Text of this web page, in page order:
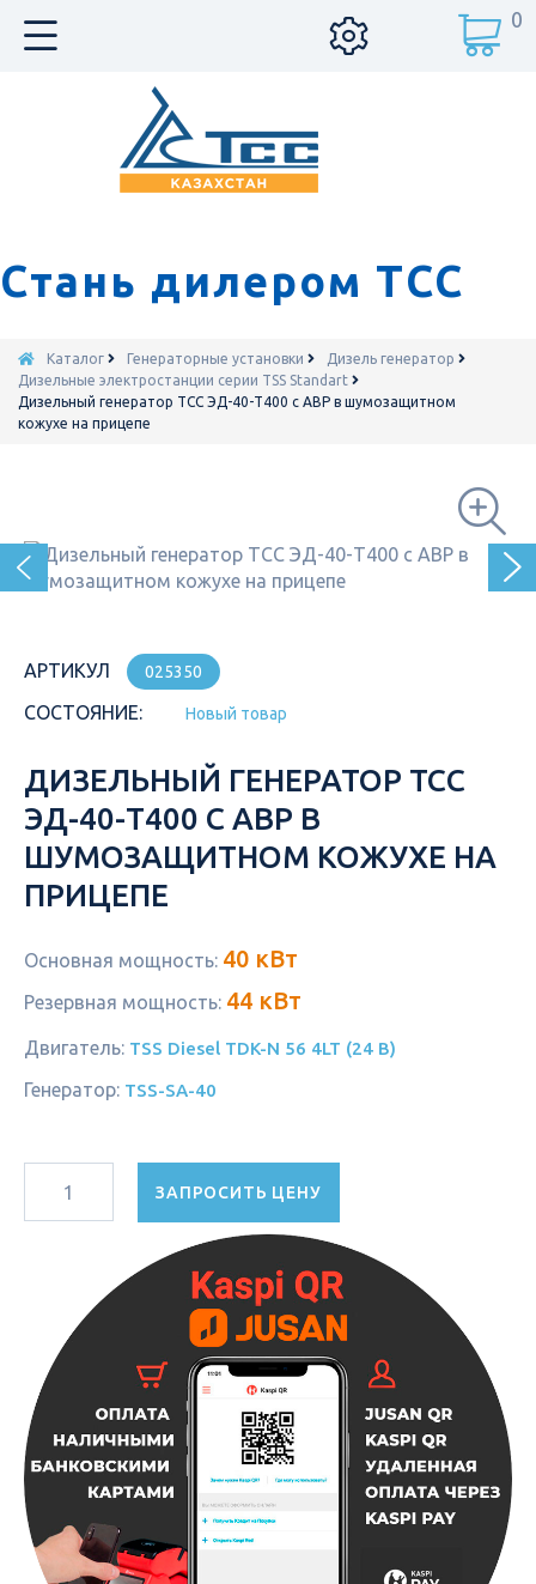
Стань дилером ТСС
0
Каталог Генераторные установки
Дизель генератор
Дизельные электростанции серии TSS Standart
Дизельный генератор ТСС ЭД-40-Т400 с АВР в шумозащитном
кожухе на прицепе
АРТИКУЛ 025350
СОСТОЯНИЕ: Новый товар
ДИЗЕЛЬНЫЙ ГЕНЕРАТОР ТСС
ЭД-40-Т400 С АВР В
ШУМОЗАЩИТНОМ КОЖУХЕ НА
ПРИЦЕПЕ
Основная мощность: 40 кВт
Резервная мощность: 44 кВт
Двигатель: TSS Diesel TDK-N 56 4LT (24 В)
Генератор: TSS-SA-40
ЗАПРОСИТЬ ЦЕНУ